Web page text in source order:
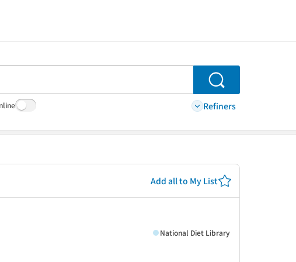
Search
Refiners
Add all to My List
National Diet Library